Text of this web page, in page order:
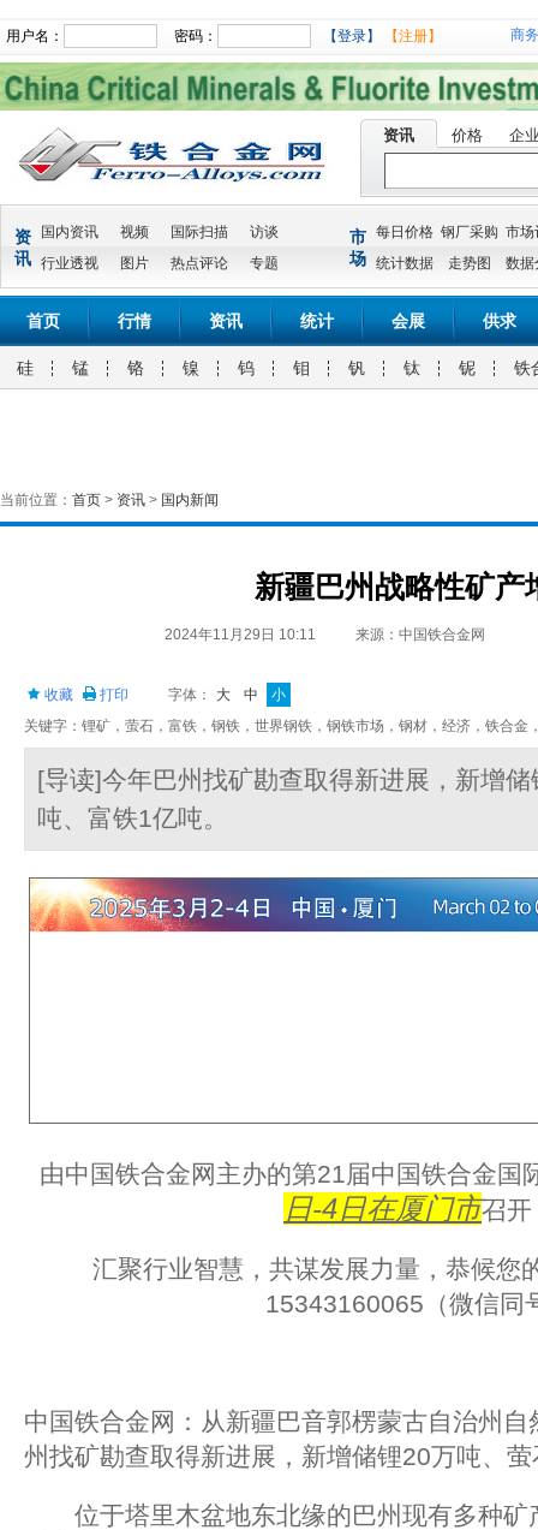
用户名： 密码： 【登录】 【注册】 商
资讯 价格 企
资
讯
国内资讯 视频 国际扫描
访谈
行业透视
图片 热点评论 专题
市
场
每日价格 钢厂采购 市场
统计数据
走势图 数据
首页 行情 资讯 统计 会展 供求
硅 锰 铬 镍 钨 钼 钒 钛 铌 铁
当前位置： 首页 > 资讯 > 国内新闻
新疆巴州战略性矿产
2024年11月29日 10:11 来源：中国铁合金网
收藏 打印 字体： 大 中
小
关键字：锂矿，萤石，富铁，钢铁，世界钢铁，钢铁市场，钢材，经济，铁合金
[导读]今年巴州找矿勘查取得新进展，新增
吨、富铁1亿吨。
由中国铁合金网主办的第21届中国铁合金国
日-4日在厦门市召开
汇聚行业智慧，共谋发展力量，恭候您
15343160065（微信同
中国铁合金网：从新疆巴音郭楞蒙古自治州
州找矿勘查取得新进展，新增储锂20万吨、
位于塔里木盆地东北缘的巴州现有多种矿